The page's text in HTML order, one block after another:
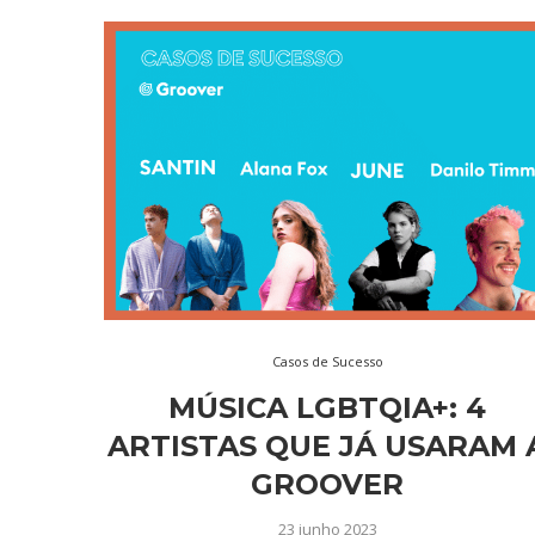
Casos de Sucesso
MÚSICA LGBTQIA+: 4
ARTISTAS QUE JÁ USARAM
GROOVER
23 junho 2023